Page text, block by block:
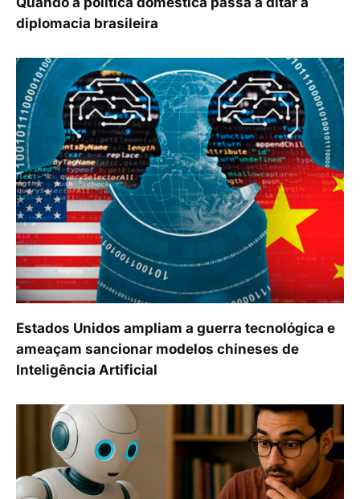
diplomacia brasileira
Estados Unidos ampliam a guerra tecnológica e
ameaçam sancionar modelos chineses de
Inteligência Artificial